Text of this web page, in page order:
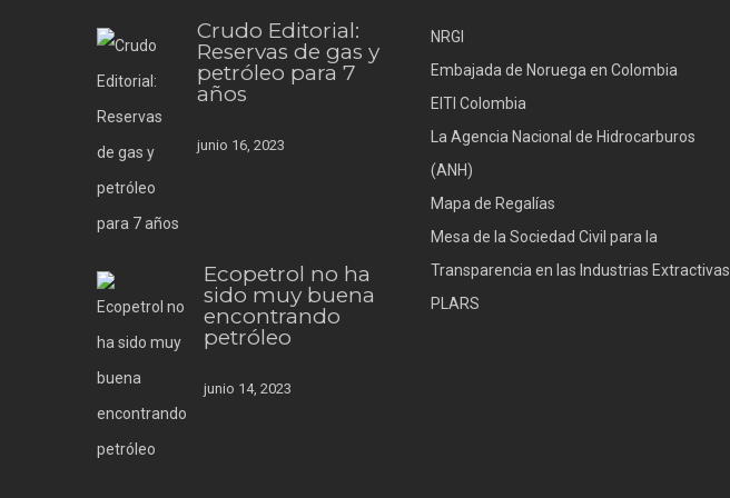
Crudo Editorial:
Reservas de gas y
petróleo para 7
años
junio 16, 2023
Ecopetrol no ha
sido muy buena
encontrando
petróleo
junio 14, 2023
NRGI
Embajada de Noruega en Colombia
EITI Colombia
La Agencia Nacional de Hidrocarburos
(ANH)
Mapa de Regalías
Mesa de la Sociedad Civil para la
Transparencia en las Industrias Extractivas
PLARS